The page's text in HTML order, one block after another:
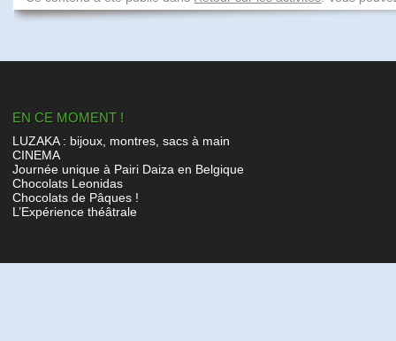
EN CE MOMENT !
LUZAKA : bijoux, montres, sacs à main
CINEMA
Journée unique à Pairi Daiza en Belgique
Chocolats Leonidas
Chocolats de Pâques !
L’Expérience théâtrale